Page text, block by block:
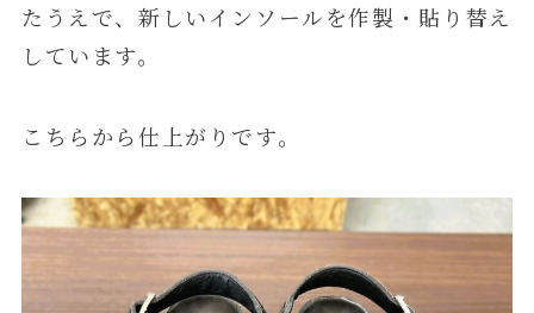
たうえで、新しいインソールを作製・貼り替え
しています。
こちらから仕上がりです。